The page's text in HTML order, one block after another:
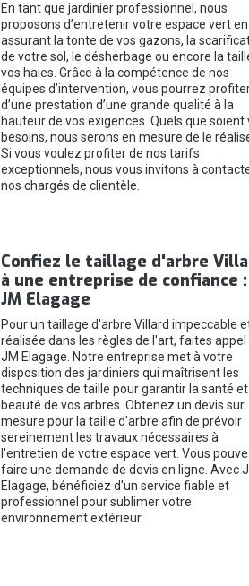
En tant que jardinier professionnel, nous
proposons d’entretenir votre espace vert en
assurant la tonte de vos gazons, la
de votre sol, le désherbage ou encore la
vos haies. Grâce à la compétence de nos
équipes d’intervention, vous pourrez
d’une prestation d’une grande qualité à la
hauteur de vos exigences. Quels que soient
besoins, nous serons en mesure de le
Si vous voulez profiter de nos tarifs
exceptionnels, nous vous invitons à
nos chargés de clientèle.
Confiez le taillage d'arbre
à une entreprise de confiance :
JM Elagage
Pour un taillage d'arbre Villard impeccable
réalisée dans les règles de l'art, faites appel
JM Elagage. Notre entreprise met à votre
disposition des jardiniers qui maîtrisent les
techniques de taille pour garantir la santé
beauté de vos arbres. Obtenez un devis sur
mesure pour la taille d'arbre afin de prévoir
sereinement les travaux nécessaires à
l'entretien de votre espace vert. Vous
faire une demande de devis en ligne. Avec
Elagage, bénéficiez d'un service fiable et
professionnel pour sublimer votre
environnement extérieur.